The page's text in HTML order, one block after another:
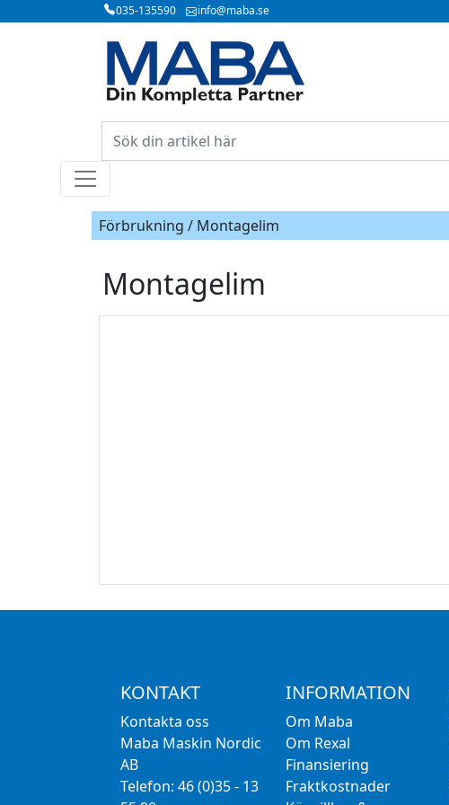
035-135590 info@maba.se
Förbrukning / Montagelim
Montagelim
KONTAKT
Kontakta oss
Maba Maskin Nordic
AB
Telefon: 46 (0)35 - 13
INFORMATION
Om Maba
Om Rexal
Finansiering
Fraktkostnader